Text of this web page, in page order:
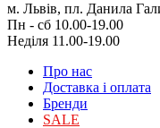
м. Львів, пл. Данила
Пн - сб 10.00-19.00
Неділя 11.00-19.00
Про нас
Доставка і оплата
Бренди
SALE